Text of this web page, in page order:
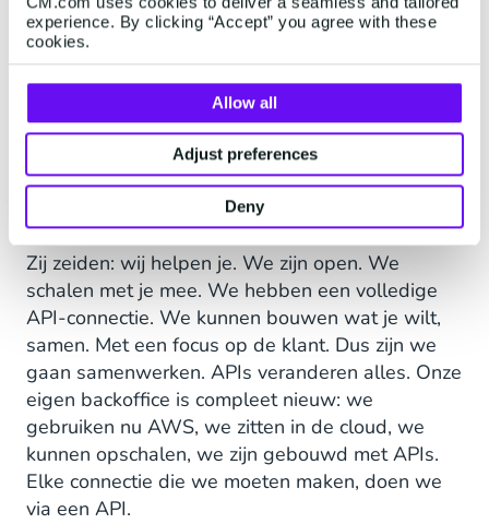
experience. By clicking “Accept” you agree with these
cookies.
Allow all
Adjust preferences
Deny
chat. We deden een RFP; we spraken met alle
grote chatprogramma's van de wereld. Het viel
me op dat het niet alleen heel duur was, maar
het was ook een black box. Je stopt er iets in,
je krijgt er iets uit. Maar wat er daarbinnen
gebeurde, daar had je geen controle over. Toen
kwam ik Robin tegen, wat nuMobile Service
Cloud
Zij zeiden: wij helpen je. We zijn open. We
schalen met je mee. We hebben een volledige
API-connectie. We kunnen bouwen wat je wilt,
samen. Met een focus op de klant. Dus zijn we
gaan samenwerken. APIs veranderen alles. Onze
eigen backoffice is compleet nieuw: we
gebruiken nu AWS, we zitten in de cloud, we
kunnen opschalen, we zijn gebouwd met APIs.
Elke connectie die we moeten maken, doen we
via een API.